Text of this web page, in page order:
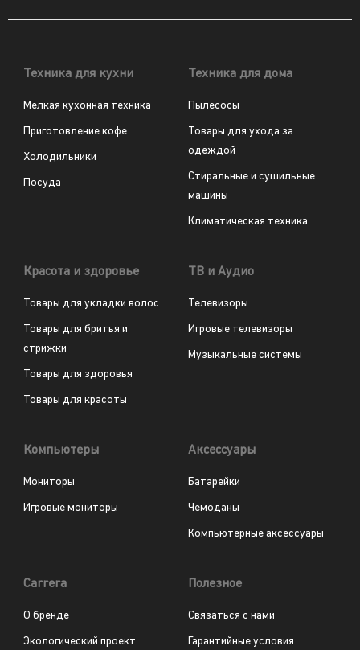
Техника для кухни
Мелкая кухонная техника
Приготовление кофе
Холодильники
Посуда
Техника для дома
Пылесосы
Товары для ухода за
одеждой
Стиральные и сушильные
машины
Климатическая техника
Красота и здоровье
Товары для укладки волос
Товары для бритья и
стрижки
Товары для здоровья
Товары для красоты
ТВ и Аудио
Телевизоры
Игровые телевизоры
Музыкальные системы
Компьютеры
Мониторы
Игровые мониторы
Аксессуары
Батарейки
Чемоданы
Компьютерные аксессуары
Carrera
О бренде
Экологический проект
Полезное
Связаться с нами
Гарантийные условия